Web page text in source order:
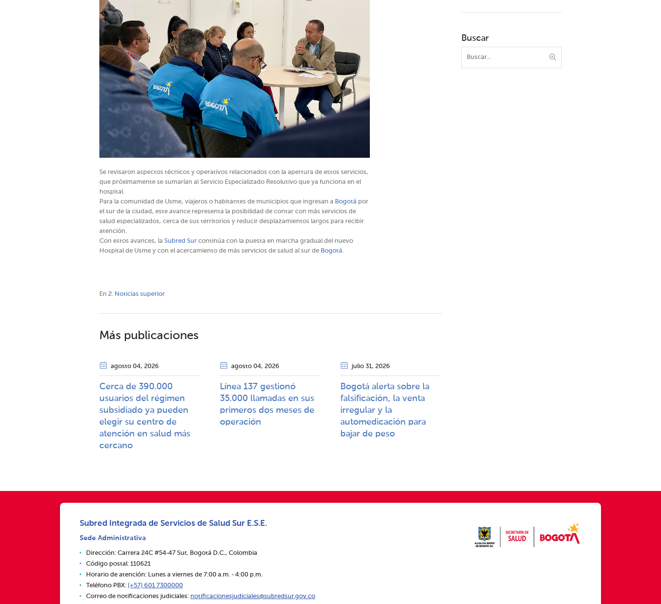
Se revisaron aspectos técnicos y operativos relacionados con la apertura de estos servicios,
que próximamente se sumarían al Servicio Especializado Resolutivo que ya funciona en el
hospital.
Para la comunidad de Usme, viajeros o habitantes de municipios que ingresan a Bogotá por
el sur de la ciudad, este avance representa la posibilidad de contar con más servicios de
salud especializados, cerca de sus territorios y reducir desplazamientos largos para recibir
atención.
Con estos avances, la Subred Sur continúa con la puesta en marcha gradual del nuevo
Hospital de Usme y con el acercamiento de más servicios de salud al sur de Bogotá.
En 2. Noticias superior
Más publicaciones
agosto 04, 2026
Cerca de 390.000
usuarios del régimen
subsidiado ya pueden
elegir su centro de
atención en salud más
cercano​​
agosto 04, 2026
Línea 137 gestionó
35.000 llamadas en sus
primeros dos meses de
operación​​
julio 31, 2026
Bogotá alerta sobre la
falsificación, la venta
irregular y la
automedicación para
bajar de peso​​
Buscar
Subred Integrada de Servicios de Salud Sur E.S.E.
Sede Administrativa
Dirección: Carrera 24C #54‑47 Sur, Bogotá D.C., Colombia
Código postal: 110621
Horario de atención: Lunes a viernes de 7:00 a.m. ‑ 4:00 p.m.
Teléfono PBX: (+57) 601 7300000
Correo de notificaciones judiciales: notificacionesjudiciales@subredsur.gov.co